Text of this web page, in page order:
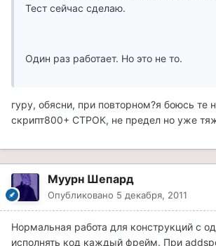
Тест сейчас сделаю.
Один раз работает. Но это не то.
гуру, обясни, при повторном?я боюсь те
скрипт800+ СТРОК, не предел но уже
Муурн Шепард
Опубликовано 5 декабря, 2011
Нормальная работа для конструкций с
исполнять код каждый фрейм. При